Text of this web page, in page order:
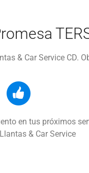
& Car Service CD.
en tus próximos
& Car Service